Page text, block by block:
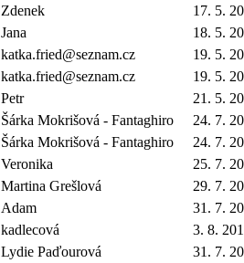
Zdenek
17. 5.
Jana
18. 5.
katka.fried@seznam.cz
19. 5.
katka.fried@seznam.cz
19. 5.
Petr
21. 5.
Šárka Mokrišová - Fantaghiro
24. 7.
Šárka Mokrišová - Fantaghiro
24. 7.
Veronika
25. 7.
Martina Grešlová
29. 7.
Adam
31. 7.
kadlecová
3. 8.
Lydie Paďourová
31. 7.